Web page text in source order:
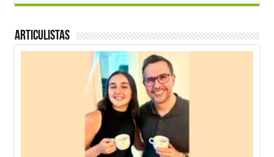
Articulistas